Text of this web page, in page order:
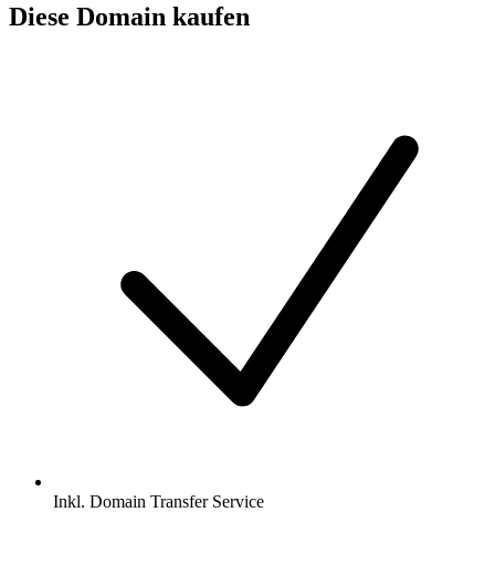
Diese Domain kaufen
Inkl. Domain Transfer Service